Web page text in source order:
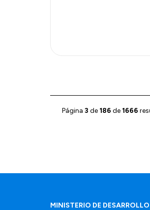
Página 3 de 186 de 1666
MINISTERIO DE DESARROLLO